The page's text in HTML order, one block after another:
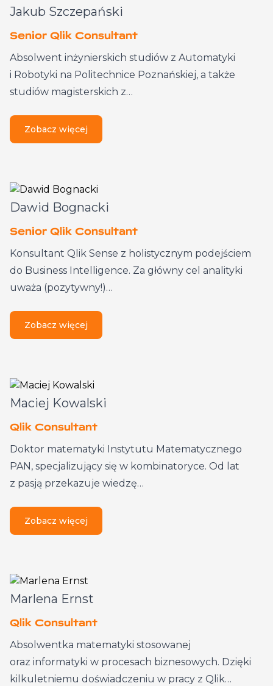
Jakub Szczepański
Senior Qlik Consultant
Absolwent inżynierskich studiów z Automatyki
i Robotyki na Politechnice Poznańskiej, a także
studiów magisterskich z…
Zobacz więcej
Dawid Bognacki
Senior Qlik Consultant
Konsultant Qlik Sense z holistycznym podejściem
do Business Intelligence. Za główny cel analityki
uważa (pozytywny!)…
Zobacz więcej
Maciej Kowalski
Qlik Consultant
Doktor matematyki Instytutu Matematycznego
PAN, specjalizujący się w kombinatoryce. Od lat
z pasją przekazuje wiedzę…
Zobacz więcej
Marlena Ernst
Qlik Consultant
Absolwentka matematyki stosowanej
oraz informatyki w procesach biznesowych. Dzięki
kilkuletniemu doświadczeniu w pracy z Qlik…